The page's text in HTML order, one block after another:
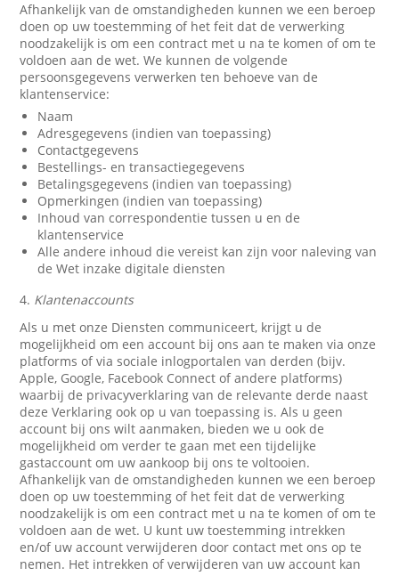
Afhankelijk van de omstandigheden kunnen we een beroep
doen op uw toestemming of het feit dat de verwerking
noodzakelijk is om een contract met u na te komen of om te
voldoen aan de wet. We kunnen de volgende
persoonsgegevens verwerken ten behoeve van de
klantenservice:
Naam
Adresgegevens (indien van toepassing)
Contactgegevens
Bestellings- en transactiegegevens
Betalingsgegevens (indien van toepassing)
Opmerkingen (indien van toepassing)
Inhoud van correspondentie tussen u en de
klantenservice
Alle andere inhoud die vereist kan zijn voor naleving van
de Wet inzake digitale diensten
4. Klantenaccounts
Als u met onze Diensten communiceert, krijgt u de
mogelijkheid om een account bij ons aan te maken via onze
platforms of via sociale inlogportalen van derden (bijv.
Apple, Google, Facebook Connect of andere platforms)
waarbij de privacyverklaring van de relevante derde naast
deze Verklaring ook op u van toepassing is. Als u geen
account bij ons wilt aanmaken, bieden we u ook de
mogelijkheid om verder te gaan met een tijdelijke
gastaccount om uw aankoop bij ons te voltooien.
Afhankelijk van de omstandigheden kunnen we een beroep
doen op uw toestemming of het feit dat de verwerking
noodzakelijk is om een contract met u na te komen of om te
voldoen aan de wet. U kunt uw toestemming intrekken
en/of uw account verwijderen door contact met ons op te
nemen. Het intrekken of verwijderen van uw account kan